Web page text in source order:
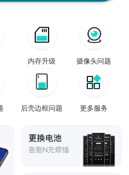
内存升级 摄像头问题
后壳边框问题 更多服务